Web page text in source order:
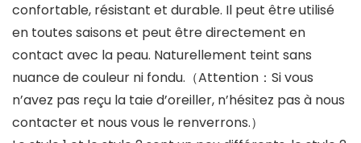
confortable, résistant et durable. Il peut être utilisé
en toutes saisons et peut être directement en
contact avec la peau. Naturellement teint sans
nuance de couleur ni fondu.（Attention：Si vous
n’avez pas reçu la taie d’oreiller, n’hésitez pas à nous
contacter et nous vous le renverrons.）